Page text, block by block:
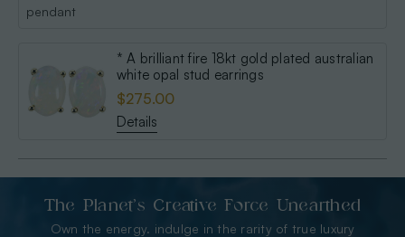
* A brilliant fire 18kt gold plated australian
white opal stud earrings
$275.00
Details
The Planet’s Creative Force Unearthed
Own the energy. indulge in the rarity of true luxury